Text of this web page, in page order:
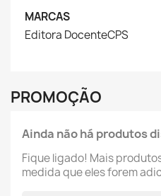
MARCAS
Editora DocenteCPS
PROMOÇÃO
Ainda não há produtos
Fique ligado! Mais
medida que eles forem